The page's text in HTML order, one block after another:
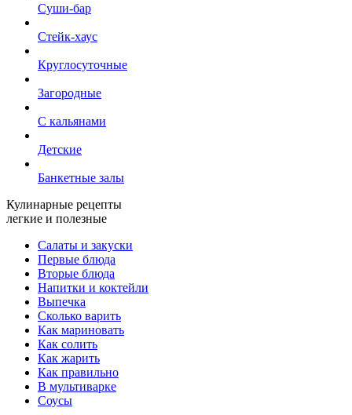
Суши-бар
Стейк-хаус
Круглосуточные
Загородные
С кальянами
Детские
Банкетные залы
Кулинарные рецепты
легкие и полезные
Салаты и закуски
Первые блюда
Вторые блюда
Напитки и коктейли
Выпечка
Сколько варить
Как мариновать
Как солить
Как жарить
Как правильно
В мультиварке
Соусы